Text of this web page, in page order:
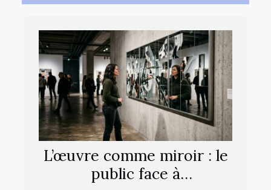
L’œuvre comme miroir : le
public face à